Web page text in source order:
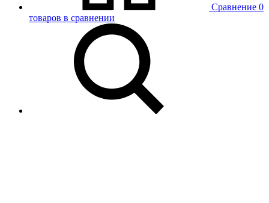
Сравнение 0
товаров в сравнении